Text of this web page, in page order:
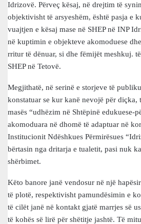
Idrizovë. Përveç kësaj, në drejtim të
objektivisht të arsyeshëm, është pasja e
vuajtjen e kësaj mase në SHEP në INP
në kuptimin e objekteve akomoduese
rritur të dënuar, si dhe fëmijët meshkuj.
SHEP në Tetovë.
Megjithatë, në serinë e storjeve të
konstatuar se kur kanë nevojë për diçka,
masës “udhëzim në Shtëpinë edukuese-
akomoduara në dhomë të adaptuar në
Institucionit Ndëshkues Përmirësues
bërtasin nga dritarja e tualetit, pasi nuk
shërbimet.
Këto banore janë vendosur në një
të plotë, respektivisht pamundësimin e
të cilët janë në kontakt gjatë marrjes së
të kohës së lirë për shëtitje jashtë. Të